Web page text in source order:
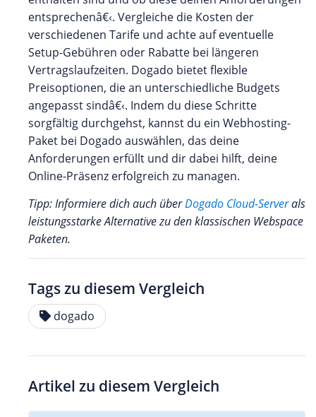
entsprechenâ€‹. Vergleiche die Kosten der
verschiedenen Tarife und achte auf eventuelle
Setup-Gebühren oder Rabatte bei längeren
Vertragslaufzeiten. Dogado bietet flexible
Preisoptionen, die an unterschiedliche Budgets
angepasst sindâ€‹. Indem du diese Schritte
sorgfältig durchgehst, kannst du ein Webhosting-
Paket bei Dogado auswählen, das deine
Anforderungen erfüllt und dir dabei hilft, deine
Online-Präsenz erfolgreich zu managen.
Tipp: Informiere dich auch überDogado Cloud-Serverals
leistungsstarke Alternative zu den klassischen Webspace
Paketen.
Tags zu diesem Vergleich
dogado
Artikel zu diesem Vergleich